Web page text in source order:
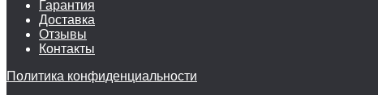
Гарантия
Доставка
Отзывы
Контакты
Политика конфиденциальности